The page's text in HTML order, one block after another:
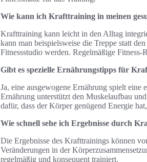
Wie kann ich Krafttraining in meinen
Krafttraining kann leicht in den Alltag
kann man beispielsweise die Treppe statt
Fitnessstudio werden. Regelmäßige
Gibt es spezielle Ernährungstipps für
Ja, eine ausgewogene Ernährung spielt
Ernährung unterstützt den Muskelaufbau
dafür, dass der Körper genügend Energie
Wie schnell sehe ich Ergebnisse durch
Die Ergebnisse des Krafttrainings können
Veränderungen in der
regelmäßig und konsequent trainiert.